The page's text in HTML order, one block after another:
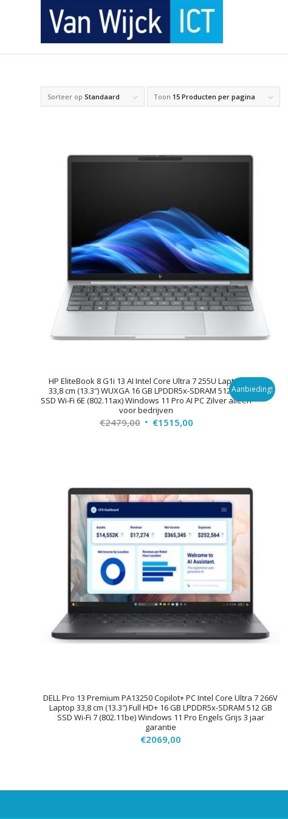
Sorteer op Standaard Toon 15 Producten per pagina
HP EliteBook 8 G1i 13 AI Intel Core Ultra 7 255U Laptop
33,8 cm (13.3″) WUXGA 16 GB LPDDR5x-SDRAM 512 GB
SSD Wi-Fi 6E (802.11ax) Windows 11 Pro AI PC Zilver alleen
voor bedrijven
€2479,00 Oorspronkelijke
€1515,00Huidige
Aanbieding!
DELL Pro 13 Premium PA13250 Copilot+ PC Intel Core Ultra 7 266V
Laptop 33,8 cm (13.3″) Full HD+ 16 GB LPDDR5x-SDRAM 512 GB
SSD Wi-Fi 7 (802.11be) Windows 11 Pro Engels Grijs 3 jaar
garantie
€2069,00